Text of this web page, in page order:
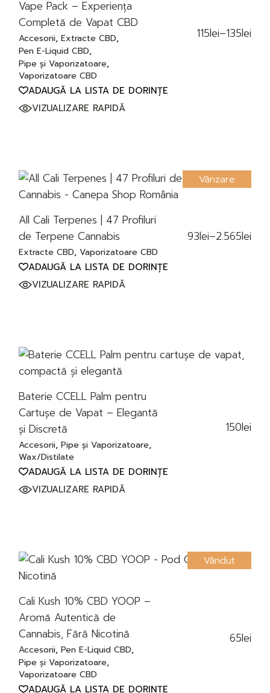
Vape Pack – Experiența
Completă de Vapat CBD
Accesorii Extracte CBD
Pen E-Liquid CBD
Pipe și Vaporizatoare
Vaporizatoare CBD
115lei–135lei
Interval
ADAUGĂ LA LISTA DE DORINȚE
VIZUALIZARE RAPIDĂ
Vânzare
All Cali Terpenes | 47 Profiluri
de Terpene Cannabis
Extracte CBD Vaporizatoare CBD
93lei–2.565lei
Interval
ADAUGĂ LA LISTA DE DORINȚE
VIZUALIZARE RAPIDĂ
Baterie CCELL Palm pentru
Cartușe de Vapat – Elegantă
și Discretă
Accesorii Pipe și Vaporizatoare
Wax/Distilate
150lei
ADAUGĂ LA LISTA DE DORINȚE
VIZUALIZARE RAPIDĂ
Vândut
Cali Kush 10% CBD YOOP –
Aromă Autentică de
Cannabis, Fără Nicotină
Accesorii Pen E-Liquid CBD
Pipe și Vaporizatoare
Vaporizatoare CBD
65lei
ADAUGĂ LA LISTA DE DORINȚE